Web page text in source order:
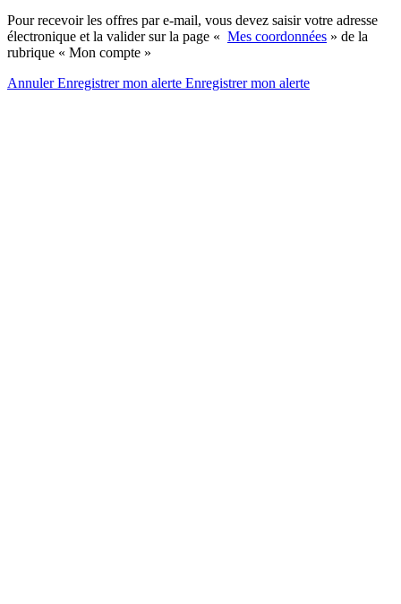
Pour recevoir les offres par e-mail, vous devez saisir votre adresse
électronique et la valider sur la page « Mes coordonnées » de la
rubrique « Mon compte »
AnnulerEnregistrer mon alerte Enregistrermon alerte